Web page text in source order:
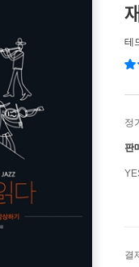
테
정
판
결